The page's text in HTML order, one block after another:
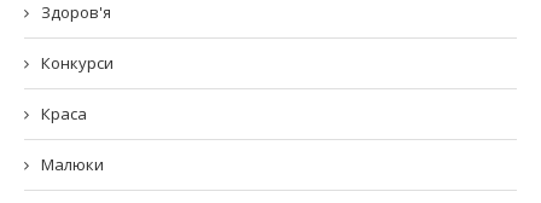
Здоров'я
Конкурси
Краса
Малюки